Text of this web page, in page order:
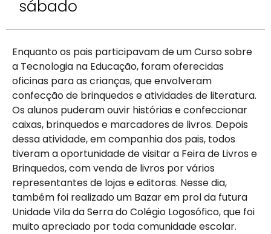
sábado
Enquanto os pais participavam de um Curso sobre
a Tecnologia na Educação, foram oferecidas
oficinas para as crianças, que envolveram
confecção de brinquedos e atividades de literatura.
Os alunos puderam ouvir histórias e confeccionar
caixas, brinquedos e marcadores de livros. Depois
dessa atividade, em companhia dos pais, todos
tiveram a oportunidade de visitar a Feira de Livros e
Brinquedos, com venda de livros por vários
representantes de lojas e editoras. Nesse dia,
também foi realizado um Bazar em prol da futura
Unidade Vila da Serra do Colégio Logosófico, que foi
muito apreciado por toda comunidade escolar.